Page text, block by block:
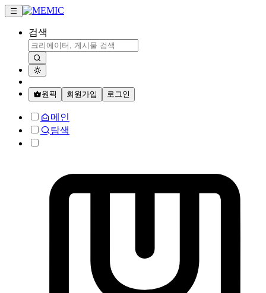
검색
원픽 회원가입 로그인
메인
탐색